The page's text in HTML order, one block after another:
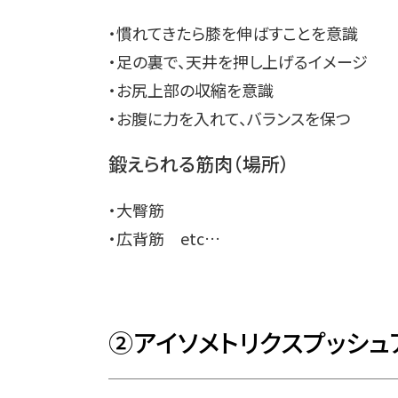
・慣れてきたら膝を伸ばすことを意識
・足の裏で、天井を押し上げるイメージ
・お尻上部の収縮を意識
・お腹に力を入れて、バランスを保つ
鍛えられる筋肉（場所）
・大臀筋
・広背筋 etc…
②アイソメトリクスプッシュ